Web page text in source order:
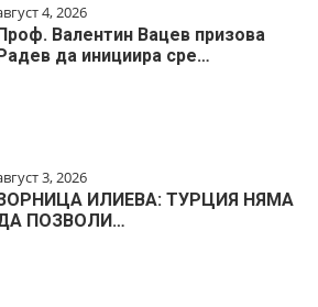
4, 2026
Проф. Валентин Вацев призова
Радев да инициира сре…
3, 2026
ИЛИЕВА: ТУРЦИЯ НЯМА
ПОЗВОЛИ…